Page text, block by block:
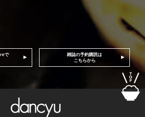
で
雑誌の予約購読は
こちらから